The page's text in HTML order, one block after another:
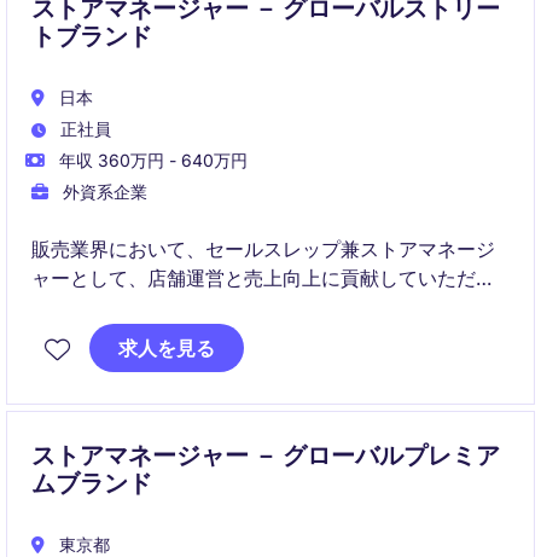
ストアマネージャー － グローバルストリー
トブランド
日本
正社員
年収 360万円 - 640万円
外資系企業
販売業界において、セールスレップ兼ストアマネージ
ャーとして、店舗運営と売上向上に貢献していただけ
で幅広い業務に携わり、チームをリードする役割を担
います。
求人を見る
ストアマネージャー － グローバルプレミア
ムブランド
東京都